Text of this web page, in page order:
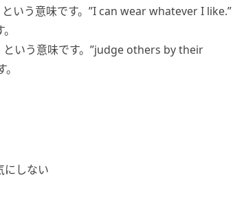
いう意味です。”I can wear whatever I like.”
いう意味です。”judge others by their
しない